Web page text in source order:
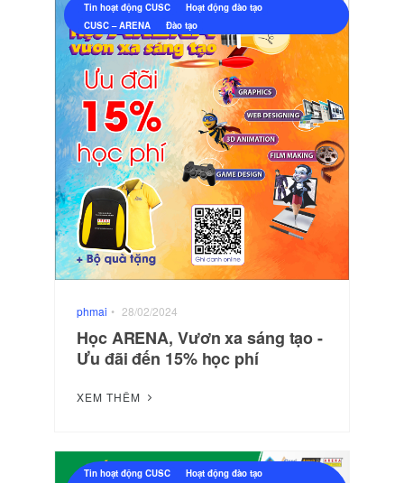
Tin hoạt động CUSC
Hoạt động đào tạo
CUSC – ARENA
Đào tạo
phmai • 28/02/2024
Học ARENA, Vươn xa sáng tạo -
Ưu đãi đến 15% học phí
XEM THÊM
Tin hoạt động CUSC
Hoạt động đào tạo